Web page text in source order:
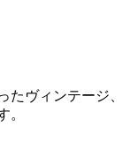
たヴィンテージ、
。